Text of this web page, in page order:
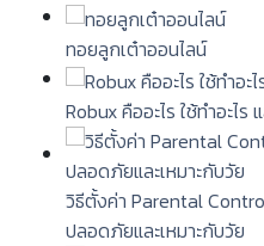
ทอยลูกเต๋าออนไลน์
Robux คืออะไร ใช้ทำอะไ
วิธีตั้งค่า Parental
ปลอดภัยและเหมาะกับวัย